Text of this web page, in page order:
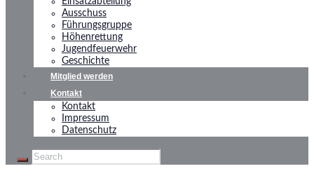
Ausschuss
Führungsgruppe
Höhenrettung
Jugendfeuerwehr
Geschichte
Mitglied werden
Kontakt
Kontakt
Impressum
Datenschutz